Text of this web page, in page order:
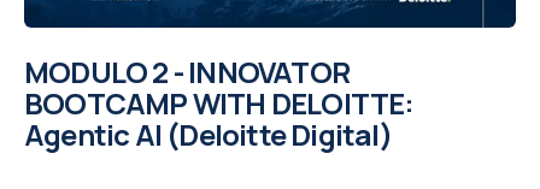
MODULO 2 - INNOVATOR
BOOTCAMP WITH DELOITTE:
Agentic AI (Deloitte Digital)